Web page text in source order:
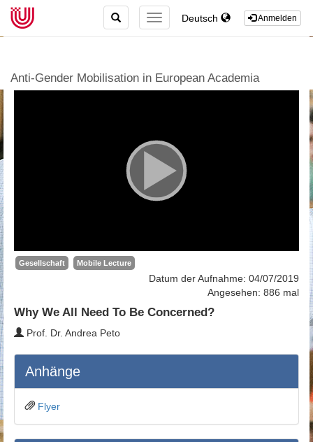
Anmelden
Deutsch
TOGGLE
NAVIGATION
TOGGLE
SEARCH
Anti-Gender Mobilisation in European Academia
Gesellschaft Mobile Lecture
Datum der Aufnahme: 04/07/2019
Angesehen: 886 mal
Why We All Need To Be Concerned?
Prof. Dr. Andrea Peto
Anhänge
Flyer